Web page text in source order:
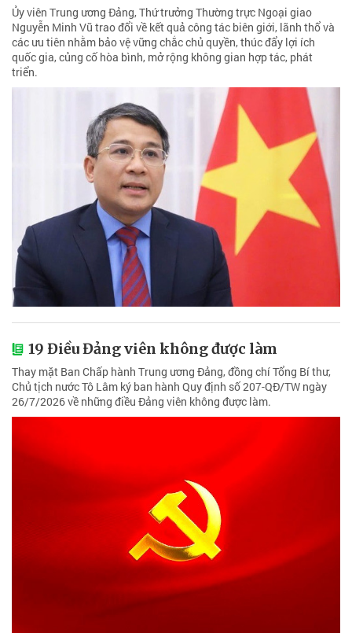
Ủy viên Trung ương Đảng, Thứ trưởng Thường trực Ngoại giao
Nguyễn Minh Vũ trao đổi về kết quả công tác biên giới, lãnh thổ và
các ưu tiên nhằm bảo vệ vững chắc chủ quyền, thúc đẩy lợi ích
quốc gia, củng cố hòa bình, mở rộng không gian hợp tác, phát
triển.
19 Điều Đảng viên không được làm
Thay mặt Ban Chấp hành Trung ương Đảng, đồng chí Tổng Bí thư,
Chủ tịch nước Tô Lâm ký ban hành Quy định số 207-QĐ/TW ngày
26/7/2026 về những điều Đảng viên không được làm.